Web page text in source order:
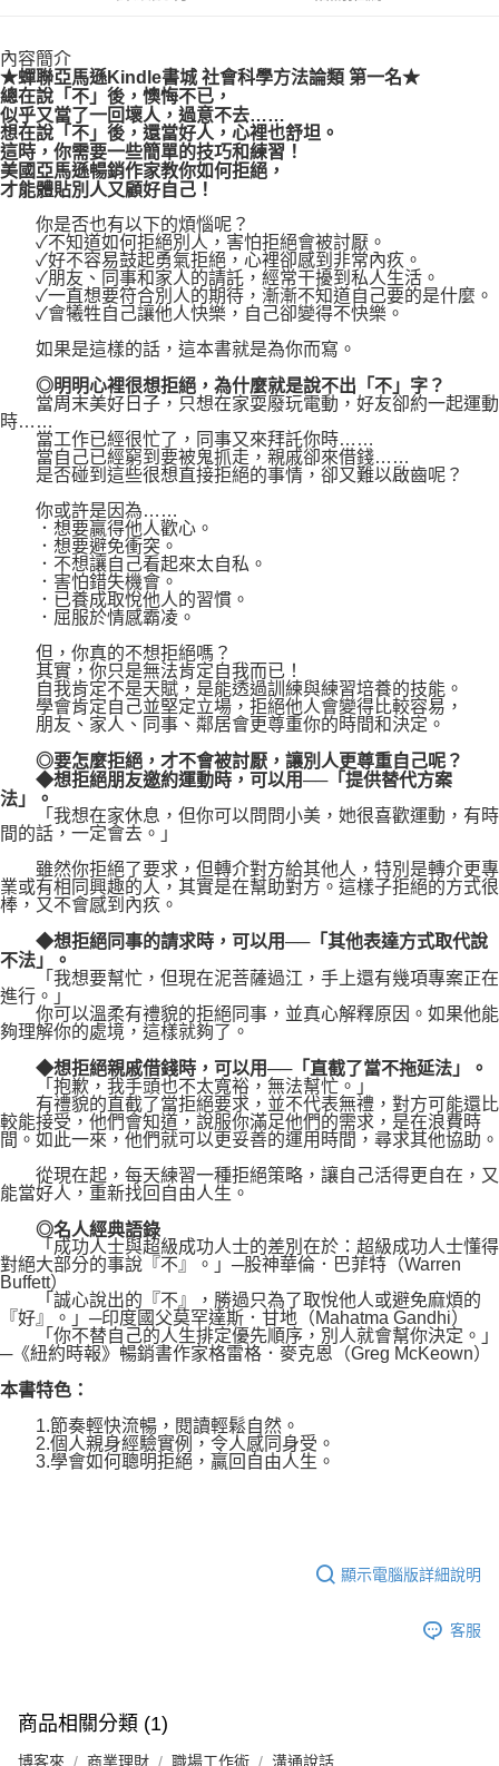
博客來商品配送方式
每筆NT$80，滿NT$1,000(含以上)免運費
內容簡介
★蟬聯亞馬遜Kindle書城 社會科學方法論類 第一名★
總在說「不」後，懊悔不已，
似乎又當了一回壞人，過意不去……
想在說「不」後，還當好人，心裡也舒坦。
這時，你需要一些簡單的技巧和練習！
美國亞馬遜暢銷作家教你如何拒絕，
才能體貼別人又顧好自己！
你是否也有以下的煩惱呢？
✓不知道如何拒絕別人，害怕拒絕會被討厭。
✓好不容易鼓起勇氣拒絕，心裡卻感到非常內疚。
✓朋友、同事和家人的請託，經常干擾到私人生活。
✓一直想要符合別人的期待，漸漸不知道自己要的是什麼。
✓會犧牲自己讓他人快樂，自己卻變得不快樂。
如果是這樣的話，這本書就是為你而寫。
◎明明心裡很想拒絕，為什麼就是說不出「不」字？
當周末美好日子，只想在家耍廢玩電動，好友卻約一起運動
時……
當工作已經很忙了，同事又來拜託你時……
當自己已經窮到要被鬼抓走，親戚卻來借錢……
是否碰到這些很想直接拒絕的事情，卻又難以啟齒呢？
你或許是因為……
．想要贏得他人歡心。
．想要避免衝突。
．不想讓自己看起來太自私。
．害怕錯失機會。
．已養成取悅他人的習慣。
．屈服於情感霸凌。
但，你真的不想拒絕嗎？
其實，你只是無法肯定自我而已！
自我肯定不是天賦，是能透過訓練與練習培養的技能。
學會肯定自己並堅定立場，拒絕他人會變得比較容易，
朋友、家人、同事、鄰居會更尊重你的時間和決定。
◎要怎麼拒絕，才不會被討厭，讓別人更尊重自己呢？
◆想拒絕朋友邀約運動時，可以用──「提供替代方案
法」。
「我想在家休息，但你可以問問小美，她很喜歡運動，有時
間的話，一定會去。」
雖然你拒絕了要求，但轉介對方給其他人，特別是轉介更專
業或有相同興趣的人，其實是在幫助對方。這樣子拒絕的方式很
棒，又不會感到內疚。
◆想拒絕同事的請求時，可以用──「其他表達方式取代說
不法」。
「我想要幫忙，但現在泥菩薩過江，手上還有幾項專案正在
進行。」
你可以溫柔有禮貌的拒絕同事，並真心解釋原因。如果他能
夠理解你的處境，這樣就夠了。
◆想拒絕親戚借錢時，可以用──「直截了當不拖延法」。
「抱歉，我手頭也不太寬裕，無法幫忙。」
有禮貌的直截了當拒絕要求，並不代表無禮，對方可能還比
較能接受，他們會知道，說服你滿足他們的需求，是在浪費時
間。如此一來，他們就可以更妥善的運用時間，尋求其他協助。
從現在起，每天練習一種拒絕策略，讓自己活得更自在，又
能當好人，重新找回自由人生。
◎名人經典語錄
「成功人士與超級成功人士的差別在於：超級成功人士懂得
對絕大部分的事說『不』。」─股神華倫．巴菲特（Warren
Buffett）
「誠心說出的『不』，勝過只為了取悅他人或避免麻煩的
『好』。」─印度國父莫罕達斯．甘地（Mahatma Gandhi）
「你不替自己的人生排定優先順序，別人就會幫你決定。」
─《紐約時報》暢銷書作家格雷格．麥克恩（Greg McKeown）
本書特色：
1.節奏輕快流暢，閱讀輕鬆自然。
2.個人親身經驗實例，令人感同身受。
3.學會如何聰明拒絕，贏回自由人生。
顯示電腦版詳細說明
客服
商品相關分類 (1)
博客來 商業理財 職場工作術 溝通說話